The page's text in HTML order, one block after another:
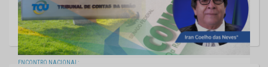
ENCONTRO NACIONAL: